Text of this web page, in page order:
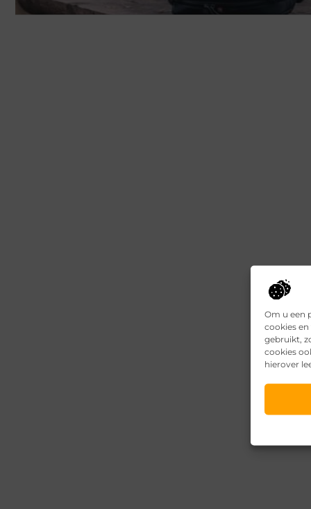
Om u een
cookies
gebruikt,
cookies
hierover